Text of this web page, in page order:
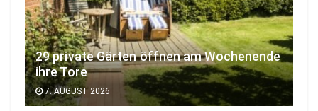
29 private Gärten öffnen am Wochenende
ihre Tore
7. AUGUST 2026